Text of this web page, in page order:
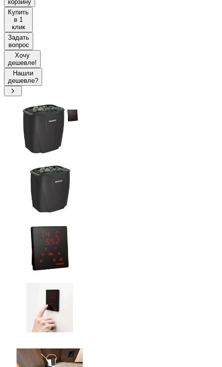
корзину
Купить
в 1
клик
Задать
вопрос
Хочу
дешевле!
Нашли
дешевле?